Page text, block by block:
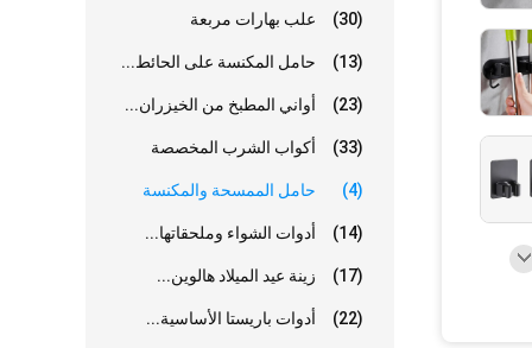
علب بهارات مربعة (30)
حامل المكنسة على الحائط... (13)
أواني المطبخ من الخيزران... (23)
أكواب الشرب المخصصة (33)
حامل الممسحة والمكنسة (4)
أدوات الشواء وملحقاتها... (14)
زينة عيد الميلاد هالوين... (17)
أدوات باريستا الأساسية... (22)